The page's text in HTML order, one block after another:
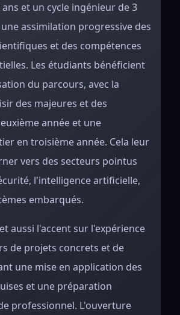
et un cycle ingénieur de 3
assimilation progressive des
et des compétences
Les étudiants bénéficient
du parcours, avec la
des majeures et des
année et une
en troisième année. Cela leur
vers des secteurs pointus
l'intelligence artificielle,
embarqués.
aussi l'accent sur l'expérience
de projets concrets et de
une mise en application des
et une préparation
professionnel. L'ouverture